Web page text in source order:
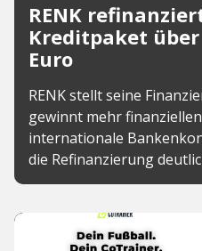
RENK
Kreditpaket
Euro
RENK stellt seine
gewinnt mehr
internationale
die Refinanzierung